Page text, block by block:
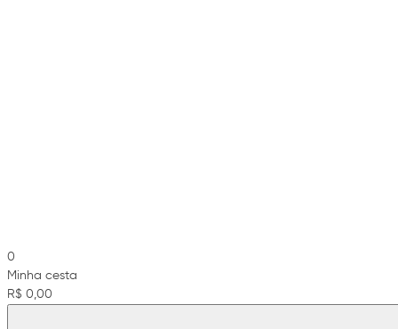
0
Minha cesta
R$ 0,00